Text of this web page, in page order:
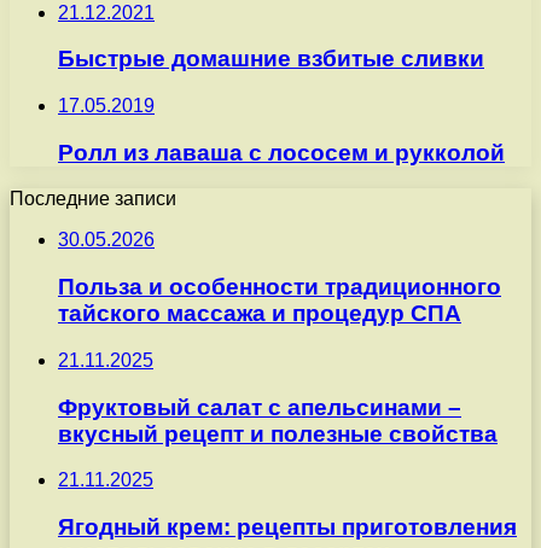
21.12.2021
Быстрые домашние взбитые сливки
17.05.2019
Ролл из лаваша с лососем и рукколой
Последние записи
30.05.2026
Польза и особенности традиционного
тайского массажа и процедур СПА
21.11.2025
Фруктовый салат с апельсинами –
вкусный рецепт и полезные свойства
21.11.2025
Ягодный крем: рецепты приготовления